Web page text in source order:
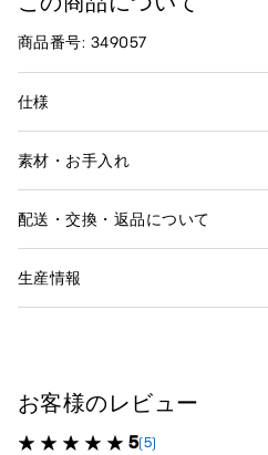
商品番号: 349057
仕様
素材・お手入れ
配送・交換・返品について
生産情報
お客様のレビュー
5(5)